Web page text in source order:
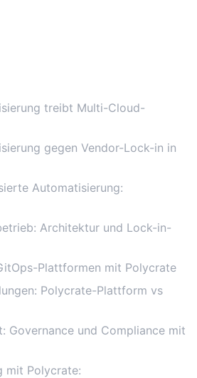
treibt Multi-Cloud-
gegen Vendor-Lock-in in
Automatisierung:
Architektur und Lock-in-
Plattformen mit Polycrate
Polycrate-Plattform vs
Governance und Compliance mit
mit Polycrate: